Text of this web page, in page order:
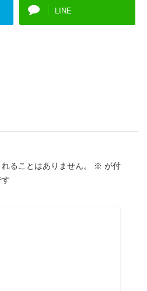
LINE
ることはありません。 ※ が付